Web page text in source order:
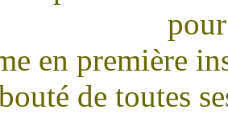
en première
de toutes